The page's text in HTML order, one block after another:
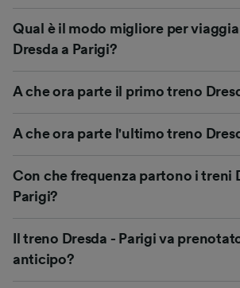
Qual è il modo migliore per
Dresda a Parigi?
A che ora parte il primo treno
A che ora parte l'ultimo treno
Con che frequenza partono i treni
Parigi?
Il treno Dresda - Parigi va
anticipo?